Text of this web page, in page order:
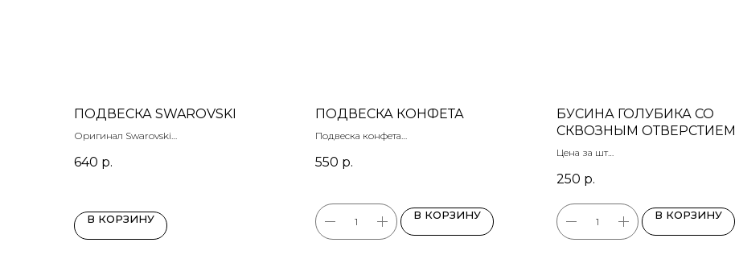
ПОДВЕСКА SWAROVSKI
Оригинал Swarovski
Цена за штуку
640 р.
В КОРЗИНУ
ПОДВЕСКА КОНФЕТА
Подвеска конфета
33 х 11 мм
550 р.
В КОРЗИНУ
БУСИНА ГОЛУБИКА СО
СКВОЗНЫМ ОТВЕРСТИЕМ
Цена за шт
Размер: 15 мм
250 р.
В КОРЗИНУ